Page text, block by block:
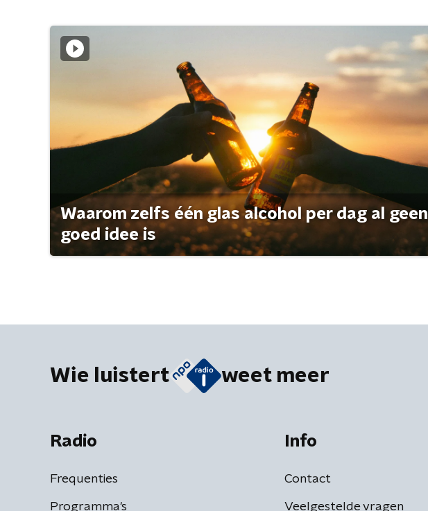
Waarom zelfs één glas alcohol per dag al geen
goed idee is
Wie luistert weet meer
Radio
Frequenties
Programma's
Info
Contact
Veelgestelde vragen